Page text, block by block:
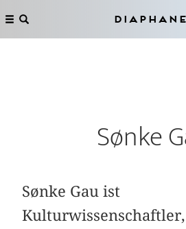
Sønke
Sønke Gau ist